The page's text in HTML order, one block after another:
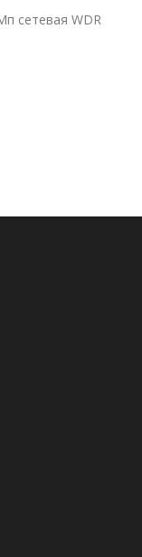
сетевая WDR